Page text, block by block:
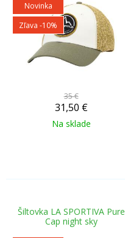
Novinka
Zľava -10%
35 €
31,50 €
Na sklade
Šiltovka LA SPORTIVA Pure
Cap night sky